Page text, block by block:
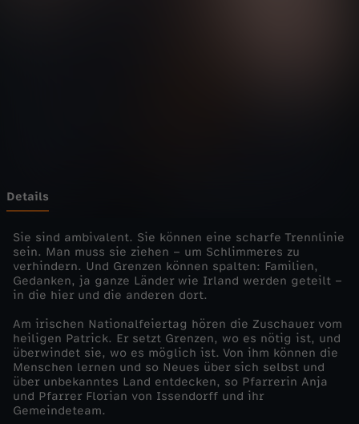
e
-
G
r
e
n
Details
Sie sind ambivalent. Sie können eine scharfe Trennlinie
sein. Man muss sie ziehen – um Schlimmeres zu
verhindern. Und Grenzen können spalten: Familien,
Gedanken, ja ganze Länder wie Irland werden geteilt –
in die hier und die anderen dort.
Am irischen Nationalfeiertag hören die Zuschauer vom
heiligen Patrick. Er setzt Grenzen, wo es nötig ist, und
überwindet sie, wo es möglich ist. Von ihm können die
Menschen lernen und so Neues über sich selbst und
über unbekanntes Land entdecken, so Pfarrerin Anja
und Pfarrer Florian von Issendorff und ihr
Gemeindeteam.